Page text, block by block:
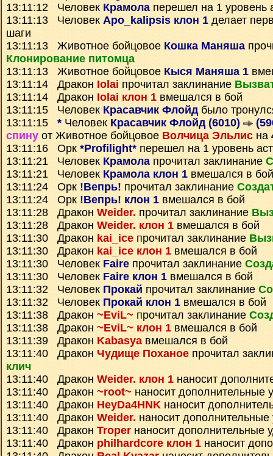
13:11:12 Человек Крамолаперешел на 1 уровень
13:11:13 Человек Apo_kalipsis клон 1 делает
шаги
13:11:13 Животное бойцовое Кошка Маняша
Клонирование питомца
13:11:13 Животное бойцовое Кыся Маняша 1
13:11:14 Дракон Iolai прочитал заклинание
13:11:14 Дракон Iolai клон 1 вмешался в бой
13:11:15 Человек Красавчик Флойдбыло
13:11:15 * Человек Красавчик Флойд (6010)
спину от Животное бойцовое Волчица Эльлис на
13:11:16 Орк *Profilight* перешел на 1 уровень
13:11:21 Человек Крамолапрочитал заклинание
13:11:21 Человек Крамола клон 1 вмешался в бой
13:11:24 Орк !Вепрь! прочитал заклинание
13:11:24 Орк !Вепрь! клон 1 вмешался в бой
13:11:28 Дракон Weider. прочитал заклинание
13:11:28 Дракон Weider. клон 1 вмешался в бой
13:11:30 Дракон kai_ice прочитал заклинание
13:11:30 Дракон kai_ice клон 1 вмешался в бой
13:11:30 Человек Faire прочитал заклинание
13:11:30 Человек Faire клон 1 вмешался в бой
13:11:32 Человек Прокай прочитал заклинание
13:11:32 Человек Прокай клон 1 вмешался в бой
13:11:38 Дракон ~EviL~ прочитал заклинание
13:11:38 Дракон ~EviL~ клон 1 вмешался в бой
13:11:39 Дракон Kabasya вмешался в бой
13:11:40 Дракон Чудище Поханое прочитал
клич
13:11:40 Дракон Weider. клон 1 наносит
13:11:40 Дракон ~root~ наносит дополнительные
13:11:40 Дракон HeyDa4HNK наносит
13:11:40 Дракон Weider. наносит
13:11:40 Дракон Troper наносит дополнительные
13:11:40 Дракон philhardcore клон 1 наносит